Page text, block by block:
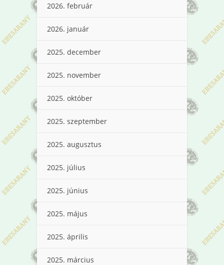
2026. február
2026. január
2025. december
2025. november
2025. október
2025. szeptember
2025. augusztus
2025. július
2025. június
2025. május
2025. április
2025. március